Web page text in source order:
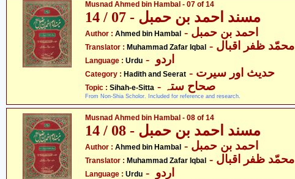
Musnad Ahmed bin Hambal - 07 of 14
مسند احمد بن حمبل - 07 / 14
Author : Ahmed bin Hambal
Translator : Muhammad Zafar Iqbal - محمّد ظفر اقبال
Language : Urdu
Category : Hadith and Seerat - حدیث اور سیرت
Topic : Sihah-e-Sitta - صحاح ستہ
From Non-Shia Scholor. Included for reference and research.
Musnad Ahmed bin Hambal - 08 of 14
مسند احمد بن حمبل - 08 / 14
Author : Ahmed bin Hambal
Translator : Muhammad Zafar Iqbal - محمّد ظفر اقبال
Language : Urdu